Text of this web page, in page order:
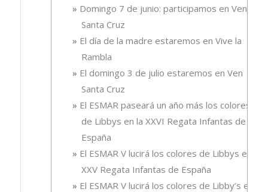
Domingo 7 de junio: participamos en Ven
Santa Cruz
El día de la madre estaremos en Vive la
Rambla
El domingo 3 de julio estaremos en Ven
Santa Cruz
El ESMAR paseará un año más los colores
de Libbys en la XXVI Regata Infantas de
España
El ESMAR V lucirá los colores de Libbys en la
XXV Regata Infantas de España
El ESMAR V lucirá los colores de Libby’s en